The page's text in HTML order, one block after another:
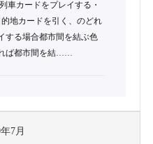
車カードをプレイする・
地カードを引く、のどれ
する場合都市間を結ぶ色
ば都市間を結……
7月